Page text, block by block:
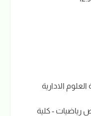
الادارية
رياضيات - كلية